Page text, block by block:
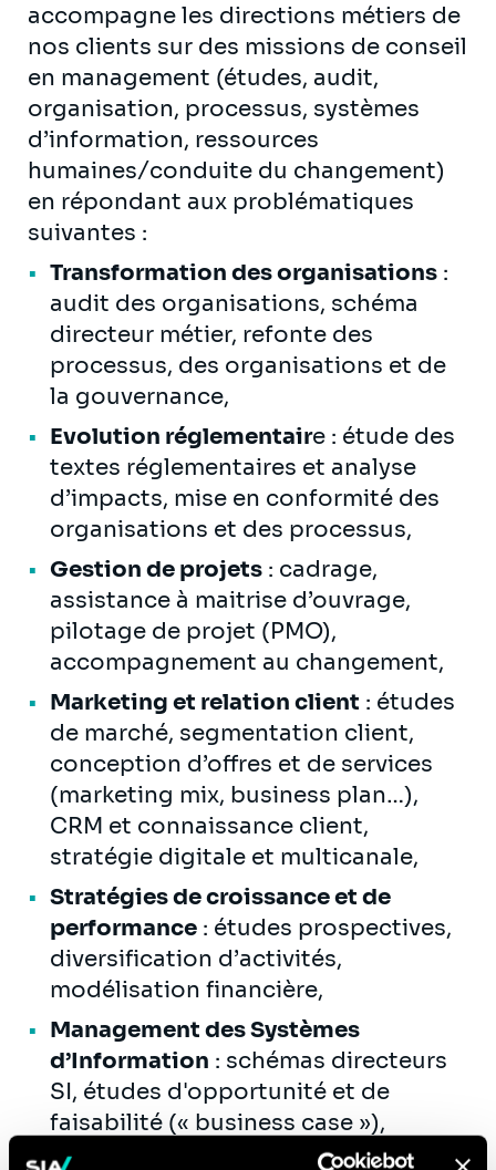
accompagne les directions métiers de
nos clients sur des missions de conseil
en management (études, audit,
organisation, processus, systèmes
d’information, ressources
humaines/conduite du changement)
en répondant aux problématiques
suivantes :
Transformation des organisations :
audit des organisations, schéma
directeur métier, refonte des
processus, des organisations et de
la gouvernance,
Evolution réglementaire : étude des
textes réglementaires et analyse
d’impacts, mise en conformité des
organisations et des processus,
Gestion de projets : cadrage,
assistance à maitrise d’ouvrage,
pilotage de projet (PMO),
accompagnement au changement,
Marketing et relation client : études
de marché, segmentation client,
conception d’offres et de services
(marketing mix, business plan…),
CRM et connaissance client,
stratégie digitale et multicanale,
Stratégies de croissance et de
performance : études prospectives,
diversification d’activités,
modélisation financière,
Management des Systèmes
d’Information : schémas directeurs
SI, études d'opportunité et de
faisabilité (« business case »),
benchmark et choix de solutions,